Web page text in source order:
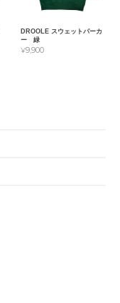
DROOLE スウェットパーカ
ー 緑
¥9,900